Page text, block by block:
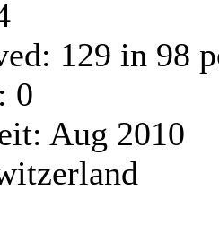
129 in 98
0
Aug 2010